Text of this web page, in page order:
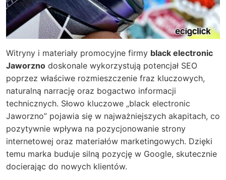
Witryny i materiały promocyjne firmy black electronic
Jaworzno doskonale wykorzystują potencjał SEO
poprzez właściwe rozmieszczenie fraz kluczowych,
naturalną narrację oraz bogactwo informacji
technicznych. Słowo kluczowe „black electronic
Jaworzno” pojawia się w najważniejszych akapitach, co
pozytywnie wpływa na pozycjonowanie strony
internetowej oraz materiałów marketingowych. Dzięki
temu marka buduje silną pozycję w Google, skutecznie
docierając do nowych klientów.